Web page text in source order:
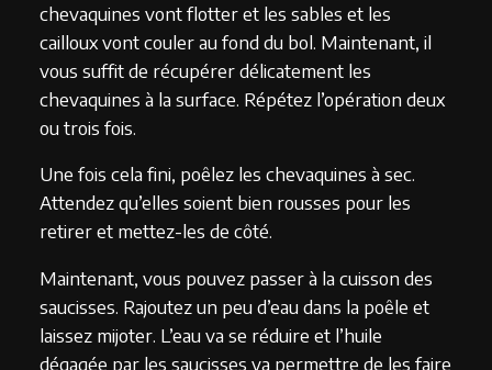
chevaquines vont flotter et les sables et les
cailloux vont couler au fond du bol. Maintenant, il
vous suffit de récupérer délicatement les
chevaquines à la surface. Répétez l’opération deux
ou trois fois.
Une fois cela fini, poêlez les chevaquines à sec.
Attendez qu’elles soient bien rousses pour les
retirer et mettez-les de côté.
Maintenant, vous pouvez passer à la cuisson des
saucisses. Rajoutez un peu d’eau dans la poêle et
laissez mijoter. L’eau va se réduire et l’huile
dégagée par les saucisses va permettre de les faire